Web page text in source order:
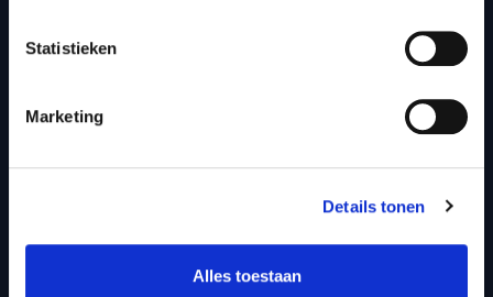
Statistieken
Marketing
Details tonen
Alles toestaan
je!